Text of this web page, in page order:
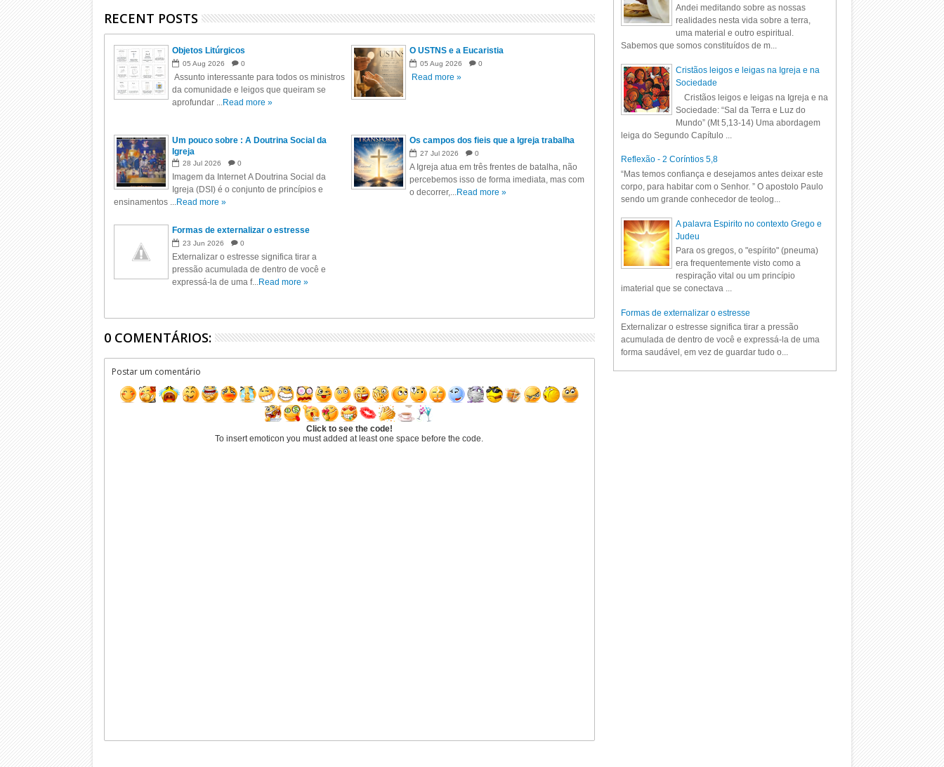
RECENT POSTS
Objetos Litúrgicos
05 Aug 2026 0
Assunto interessante para todos os ministros
da comunidade e leigos que queiram se
aprofundar ...Read more »
O USTNS e a Eucaristia
05 Aug 2026 0
Read more »
Um pouco sobre : A Doutrina Social da
Igreja
28 Jul 2026 0
Imagem da Internet A Doutrina Social da
Igreja (DSI) é o conjunto de princípios e
ensinamentos ...Read more »
Os campos dos fieis que a Igreja trabalha
27 Jul 2026 0
A Igreja atua em três frentes de batalha, não
percebemos isso de forma imediata, mas com
o decorrer,...Read more »
Formas de externalizar o estresse
23 Jun 2026 0
Externalizar o estresse significa tirar a
pressão acumulada de dentro de você e
expressá-la de uma f...Read more »
0 COMENTÁRIOS:
Postar um comentário
Click to see the code!
To insert emoticon you must added at least one space before the code.
Andei meditando sobre as nossas
realidades nesta vida sobre a terra,
uma material e outro espiritual.
Sabemos que somos constituídos de m...
Cristãos leigos e leigas na Igreja e na
Sociedade
Cristãos leigos e leigas na Igreja e na
Sociedade: “Sal da Terra e Luz do
Mundo” (Mt 5,13-14) Uma abordagem
leiga do Segundo Capítulo ...
Reflexão - 2 Coríntios 5,8
“Mas temos confiança e desejamos antes deixar este
corpo, para habitar com o Senhor. ” O apostolo Paulo
sendo um grande conhecedor de teolog...
A palavra Espirito no contexto Grego e
Judeu
Para os gregos, o "espírito" (pneuma)
era frequentemente visto como a
respiração vital ou um princípio
imaterial que se conectava ...
Formas de externalizar o estresse
Externalizar o estresse significa tirar a pressão
acumulada de dentro de você e expressá-la de uma
forma saudável, em vez de guardar tudo o...